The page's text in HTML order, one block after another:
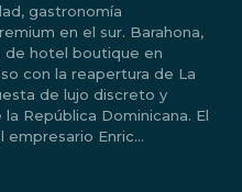
miss
gastronomía
el sur. Barahona,
de hotel boutique en
con la reapertura de La
de lujo discreto y
República Dominicana. El
Enric...